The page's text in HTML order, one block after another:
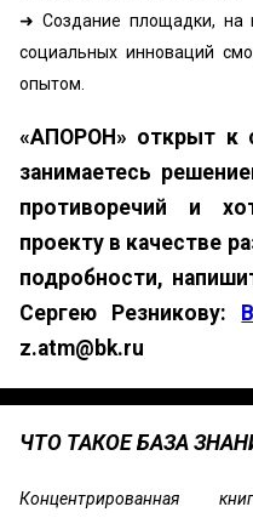
➜ Создание площадки, на
социальных инноваций
опытом.
«АПОРОН» открыт к
занимаетесь
противоречий и
проекту в качестве
подробности,
Сергею Резникову:
z.atm@bk.ru
ЧТО ТАКОЕ БАЗА
Концентрированная